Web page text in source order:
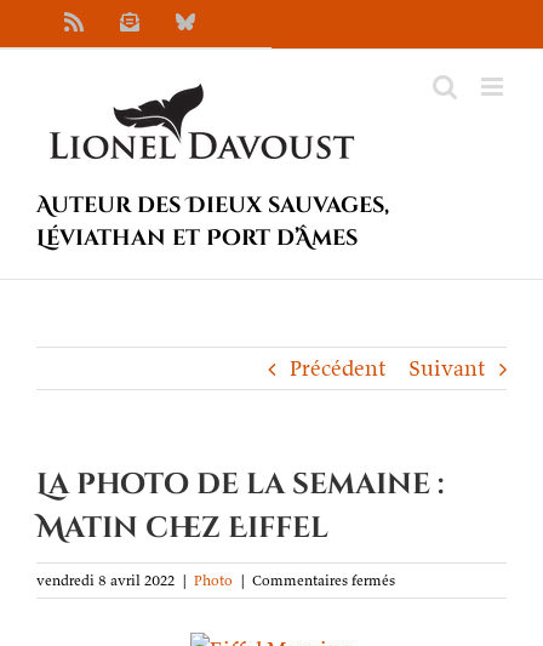
au
NewsletterBluesky
Auteur des Dieux sauvages,
Léviathan et Port d’Âmes
Précédent Suivant
La photo de la semaine :
Matin chez Eiffel
vendredi 8 avril 2022 | Photo | Commentaires ferméssur
La